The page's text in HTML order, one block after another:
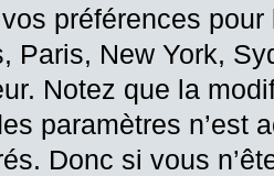
préférences
Paris, New York,
Notez que la
paramètres n’est
Donc si vous